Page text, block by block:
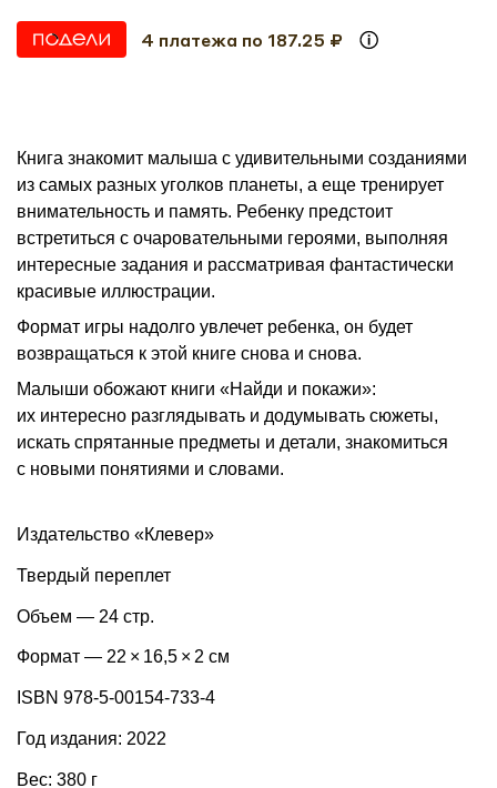
4 платежа по 187.25 ₽
Книга знакомит малыша с удивительными созданиями
из самых разных уголков планеты, а еще тренирует
внимательность и память. Ребенку предстоит
встретиться с очаровательными героями, выполняя
интересные задания и рассматривая фантастически
красивые иллюстрации.
Формат игры надолго увлечет ребенка, он будет
возвращаться к этой книге снова и снова.
Малыши обожают книги «Найди и покажи»:
их интересно разглядывать и додумывать сюжеты,
искать спрятанные предметы и детали, знакомиться
с новыми понятиями и словами.
Издательство «Клевер»
Твердый переплет
Объем — 24 стр.
Формат — 22 × 16,5 × 2 см
ISBN 978-5-00154-733-4
Год издания: 2022
Вес: 380 г